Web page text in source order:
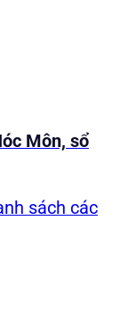
Môn, sổ
sách các